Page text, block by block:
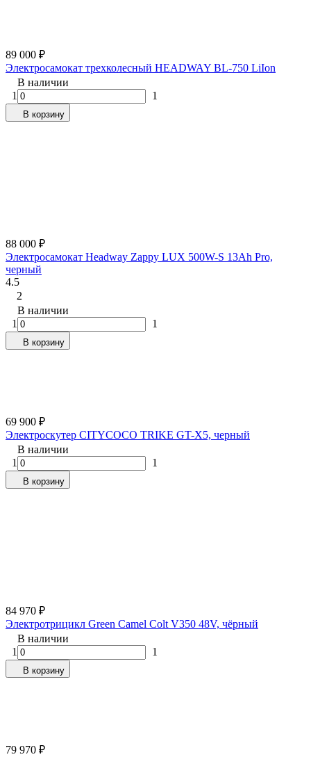
89 000 ₽
Электросамокат трехколесный HEADWAY BL-750 LiIon
В наличии
1
1
В корзину
88 000 ₽
Электросамокат Headway Zappy LUX 500W-S 13Ah Pro,
черный
4.5
2
В наличии
1
1
В корзину
69 900 ₽
Электроскутер CITYCOCO TRIKE GT-X5, черный
В наличии
1
1
В корзину
84 970 ₽
Электротрицикл Green Camel Colt V350 48V, чёрный
В наличии
1
1
В корзину
79 970 ₽